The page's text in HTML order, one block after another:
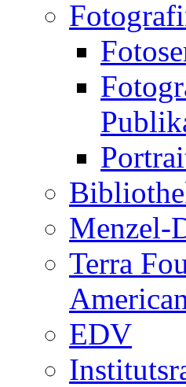
Menzel-
Terra
EDV